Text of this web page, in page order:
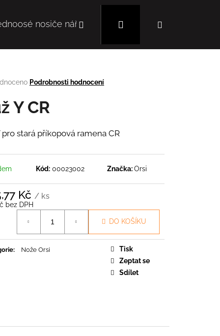
nosiče nářadí Mulčovače
Přihlášení
Podrobnosti hodnocení
Y CR
pro stará příkopová ramena CR
Kód: 00023002 Značka:Orsi
Kč / ks
bez DPH
DO KOŠÍKU
: Nože Orsi
Tisk
Zeptat se
Sdílet